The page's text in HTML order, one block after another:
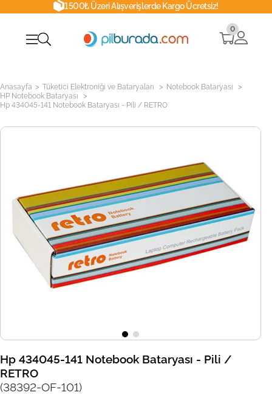
1500₺ Üzeri Alışverişlerde Kargo Ücretsiz!
0
Anasayfa > Tüketici Elektroniği ve Bataryaları > Notebook Bataryası >
HP Notebook Bataryası >
Hp 434045-141 Notebook Bataryası - Pili / RETRO
Hp 434045-141 Notebook Bataryası - Pili /
RETRO
(38392-OF-101)